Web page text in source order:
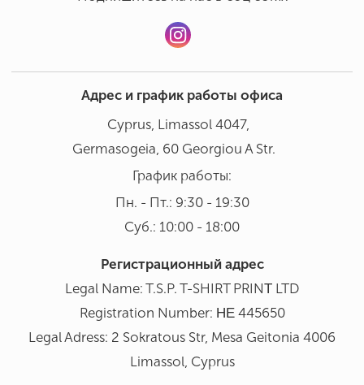
Адрес и график работы офиса
Cyprus, Limassol 4047,
Germasogeia, 60 Georgiou A Str.
График работы:
Пн. - Пт.: 9:30 - 19:30
Суб.: 10:00 - 18:00
Регистрационный адрес
Legal Name: T.S.P. T-SHIRT PRINΤ LTD
Registration Number: ΗΕ 445650
Legal Adress: 2 Sokratous Str, Mesa Geitonia 4006
Limassol, Cyprus